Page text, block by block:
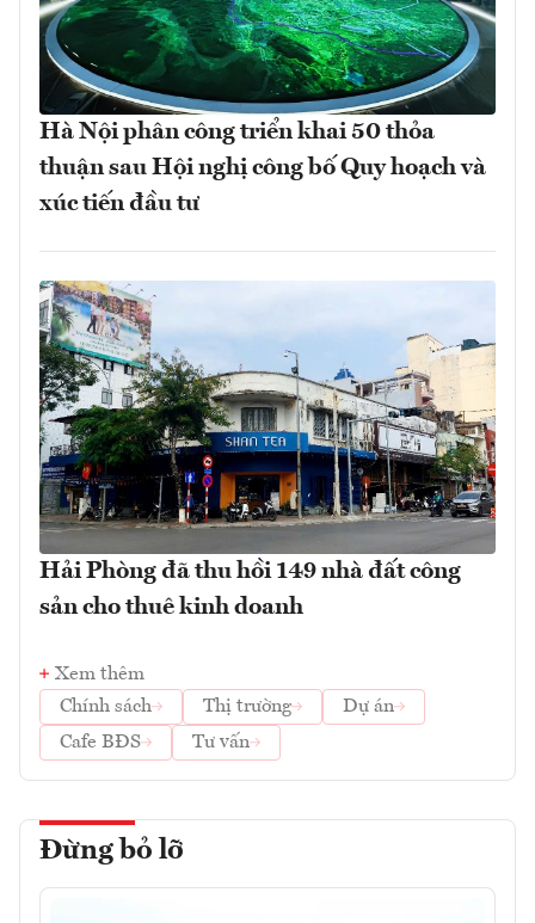
Hà Nội phân công triển khai 50 thỏa
thuận sau Hội nghị công bố Quy hoạch và
xúc tiến đầu tư
Hải Phòng đã thu hồi 149 nhà đất công
sản cho thuê kinh doanh
Xem thêm
Chính sách
Thị trường
Dự án
Cafe BĐS
Tư vấn
Đừng bỏ lỡ